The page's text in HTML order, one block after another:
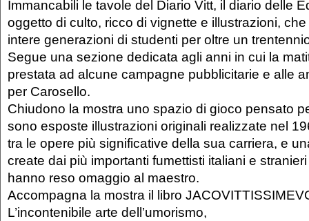
Immancabili le tavole del Diario Vitt, il diario delle
oggetto di culto, ricco di vignette e illustrazioni,
intere generazioni di studenti per oltre un
Segue una sezione dedicata agli anni in cui la
prestata ad alcune campagne pubblicitarie e alle
per Carosello.
Chiudono la mostra uno spazio di gioco pensato
sono esposte illustrazioni originali realizzate nel
tra le opere più significative della sua carriera, e
create dai più importanti fumettisti italiani e
hanno reso omaggio al maestro.
Accompagna la mostra il libro
L’incontenibile arte dell’umorismo,